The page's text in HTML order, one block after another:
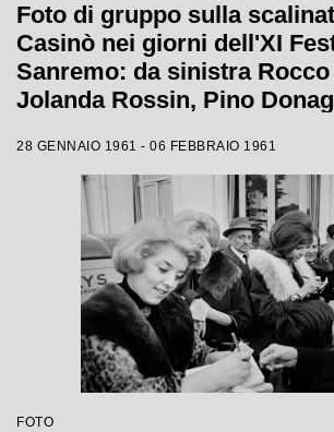
Foto di gruppo sulla
Casinò nei giorni dell'XI
Sanremo: da sinistra Rocco
Jolanda Rossin, Pino
Renis e Betty Curtis
28 GENNAIO 1961 - 06 FEBBRAIO 1961
FOTO